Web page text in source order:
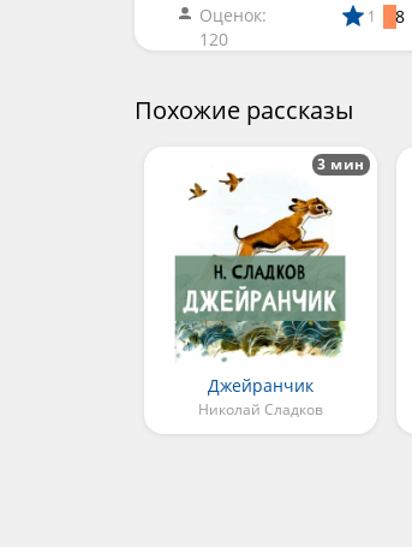
Оценок:
120
1 8
Похожие рассказы
Джейранчик
Николай Сладков
3 мин